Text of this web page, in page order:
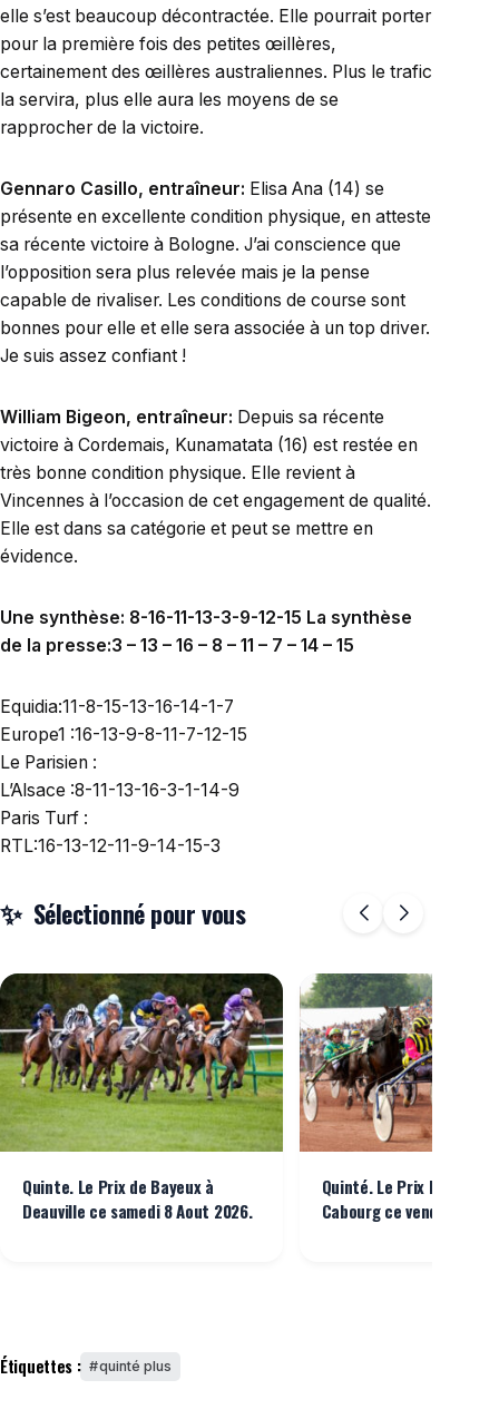
elle s’est beaucoup décontractée. Elle pourrait porter
pour la première fois des petites œillères,
certainement des œillères australiennes. Plus le trafic
la servira, plus elle aura les moyens de se
rapprocher de la victoire.
Gennaro Casillo, entraîneur: Elisa Ana (14) se
présente en excellente condition physique, en atteste
sa récente victoire à Bologne. J’ai conscience que
l’opposition sera plus relevée mais je la pense
capable de rivaliser. Les conditions de course sont
bonnes pour elle et elle sera associée à un top driver.
Je suis assez confiant !
William Bigeon, entraîneur: Depuis sa récente
victoire à Cordemais, Kunamatata (16) est restée en
très bonne condition physique. Elle revient à
Vincennes à l’occasion de cet engagement de qualité.
Elle est dans sa catégorie et peut se mettre en
évidence.
Une synthèse: 8-16-11-13-3-9-12-15 La synthèse
de la presse:3 – 13 – 16 – 8 – 11 – 7 – 14 – 15
Equidia:11-8-15-13-16-14-1-7
Europe1 :16-13-9-8-11-7-12-15
Le Parisien :
L’Alsace :8-11-13-16-3-1-14-9
Paris Turf :
RTL:16-13-12-11-9-14-15-3
Sélectionné pour vous
Quinte. Le Prix de Bayeux à
Deauville ce samedi 8 Aout 2026.
Quinté. Le Prix Bruno
Cabourg ce vendredi 7
Étiquettes : quinté plus